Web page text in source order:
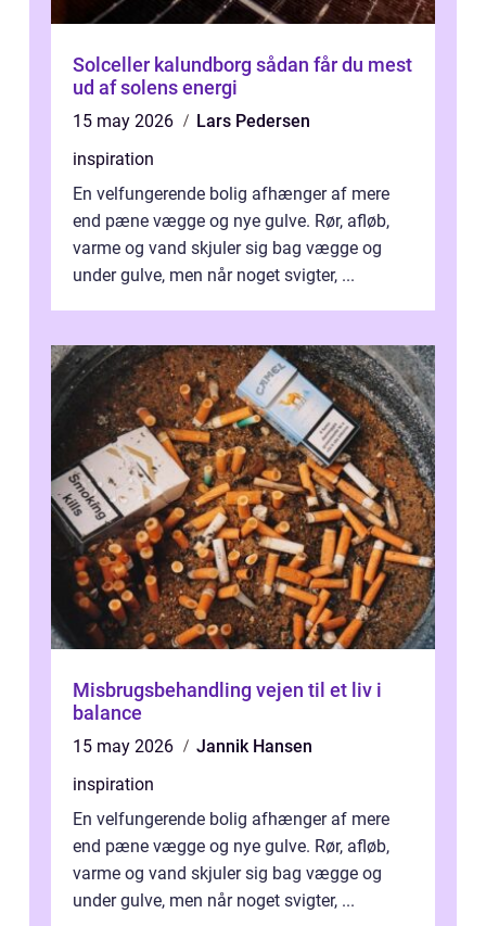
Solceller kalundborg sådan får du mest
ud af solens energi
15 may 2026
Lars Pedersen
inspiration
En velfungerende bolig afhænger af mere
end pæne vægge og nye gulve. Rør, afløb,
varme og vand skjuler sig bag vægge og
under gulve, men når noget svigter, ...
Misbrugsbehandling vejen til et liv i
balance
15 may 2026
Jannik Hansen
inspiration
En velfungerende bolig afhænger af mere
end pæne vægge og nye gulve. Rør, afløb,
varme og vand skjuler sig bag vægge og
under gulve, men når noget svigter, ...